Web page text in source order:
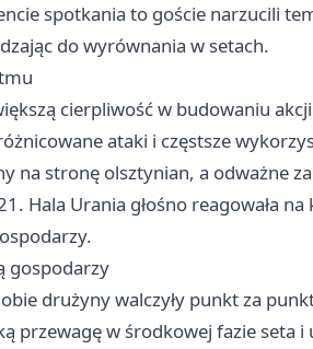
spotkania to goście narzucili
do wyrównania w setach.
cierpliwość w budowaniu
ataki i częstsze
na stronę olsztynian, a odważne
Hala Urania głośno reagowała
gospodarzy
drużyny walczyły punkt za
przewagę w środkowej fazie seta